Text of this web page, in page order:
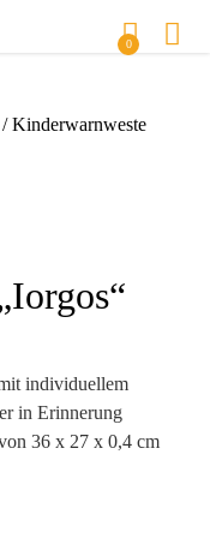
0
Kinderwarnweste
individuellem
in Erinnerung
36 x 27 x 0,4 cm
leuchtend gelbe